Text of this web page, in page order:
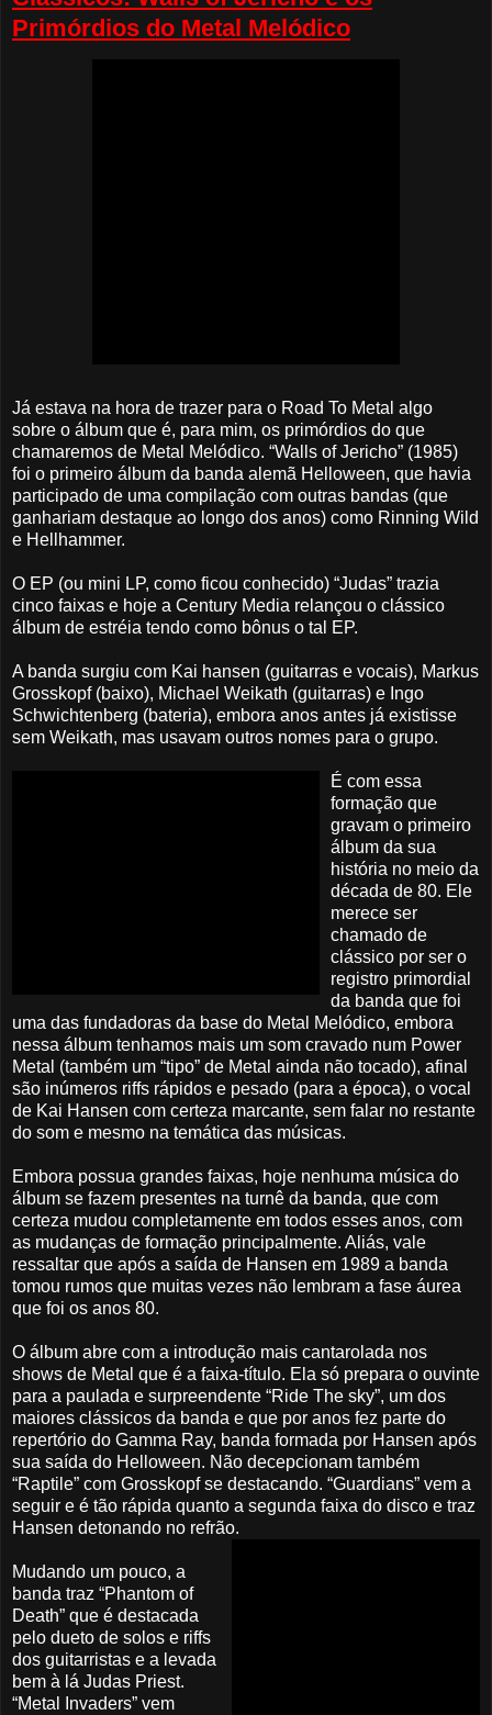
Primórdios do Metal Melódico
Já estava na hora de trazer para o Road To Metal algo
sobre o álbum que é, para mim, os primórdios do que
chamaremos de Metal Melódico. “Walls of Jericho” (1985)
foi o primeiro álbum da banda alemã Helloween, que havia
participado de uma compilação com outras bandas (que
ganhariam destaque ao longo dos anos) como Rinning Wild
e Hellhammer.
O EP (ou mini LP, como ficou conhecido) “Judas” trazia
cinco faixas e hoje a Century Media relançou o clássico
álbum de estréia tendo como bônus o tal EP.
A banda surgiu com Kai hansen (guitarras e vocais), Markus
Grosskopf (baixo), Michael Weikath (guitarras) e Ingo
Schwichtenberg (bateria), embora anos antes já existisse
sem Weikath, mas usavam outros nomes para o grupo.
É com essa
formação que
gravam o primeiro
álbum da sua
história no meio da
década de 80. Ele
merece ser
chamado de
clássico por ser o
registro primordial
da banda que foi
uma das fundadoras da base do Metal Melódico, embora
nessa álbum tenhamos mais um som cravado num Power
Metal (também um “tipo” de Metal ainda não tocado), afinal
são inúmeros riffs rápidos e pesado (para a época), o vocal
de Kai Hansen com certeza marcante, sem falar no restante
do som e mesmo na temática das músicas.
Embora possua grandes faixas, hoje nenhuma música do
álbum se fazem presentes na turnê da banda, que com
certeza mudou completamente em todos esses anos, com
as mudanças de formação principalmente. Aliás, vale
ressaltar que após a saída de Hansen em 1989 a banda
tomou rumos que muitas vezes não lembram a fase áurea
que foi os anos 80.
O álbum abre com a introdução mais cantarolada nos
shows de Metal que é a faixa-título. Ela só prepara o ouvinte
para a paulada e surpreendente “Ride The sky”, um dos
maiores clássicos da banda e que por anos fez parte do
repertório do Gamma Ray, banda formada por Hansen após
sua saída do Helloween. Não decepcionam também
“Raptile” com Grosskopf se destacando. “Guardians” vem a
seguir e é tão rápida quanto a segunda faixa do disco e traz
Hansen detonando no refrão.
Mudando um pouco, a
banda traz “Phantom of
Death” que é destacada
pelo dueto de solos e riffs
dos guitarristas e a levada
bem à lá Judas Priest.
“Metal Invaders” vem